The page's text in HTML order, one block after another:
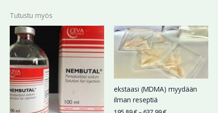
Tutustu myös
Hintaluokka:
234,87 €
-
499,78 €
Tällä
tuotteella
on
useampi
muunnelma.
Voit
tehdä
ekstaasi (MDMA) myydään
ilman reseptiä
Hintaluokka:
195,89 €
-
637,99 €
Tällä
tuotteella
on
useampi
muunnelma.
tehdä
valinnat